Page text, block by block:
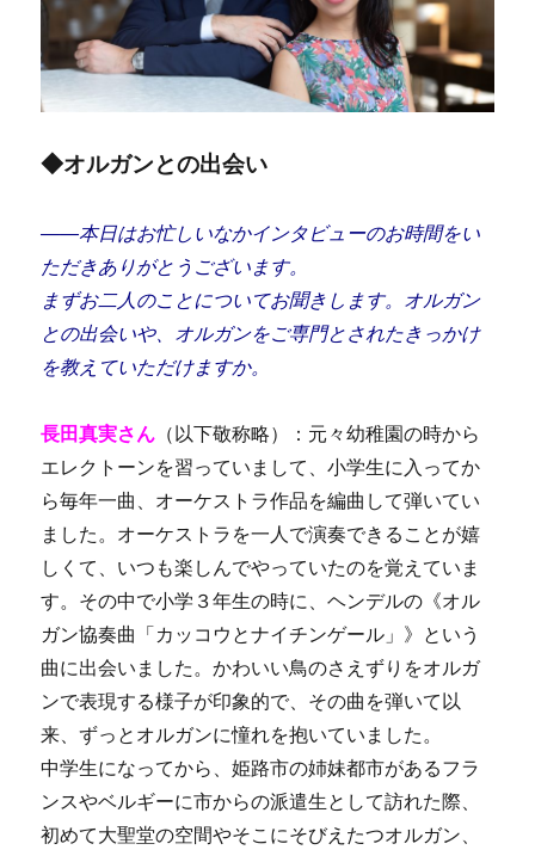
◆オルガンとの出会い
――本日はお忙しいなかインタビューのお時間をい
ただきありがとうございます。
まずお二人のことについてお聞きします。 オルガン
との出会いや、オルガンをご専門とされたきっかけ
を教えていただけますか。
長田真実さん （以下敬称略）：元々幼稚園の時から
エレクトーンを習っていまして、小学生に入ってか
ら毎年一曲、オーケストラ作品を編曲して弾いてい
ました。オーケストラを一人で演奏できることが嬉
しくて、いつも楽しんでやっていたのを覚えていま
す。その中で小学３年生の時に、ヘンデルの《オル
ガン協奏曲「カッコウとナイチンゲール」》という
曲に出会いました。かわいい鳥のさえずりをオルガ
ンで表現する様子が印象的で、その曲を弾いて以
来、ずっとオルガンに憧れを抱いていました。
中学生になってから、姫路市の姉妹都市があるフラ
ンスやベルギーに市からの派遣生として訪れた際、
初めて大聖堂の空間やそこにそびえたつオルガン、